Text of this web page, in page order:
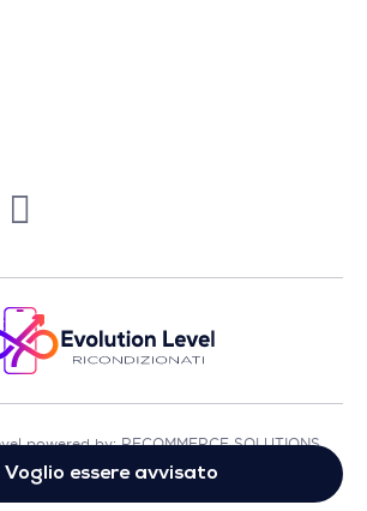
Voglio essere avvisato
powered by: RECOMMERCE SOLUTIONS
54 - 94250 Gentilly - Francia
- Tutti i diritti riservati